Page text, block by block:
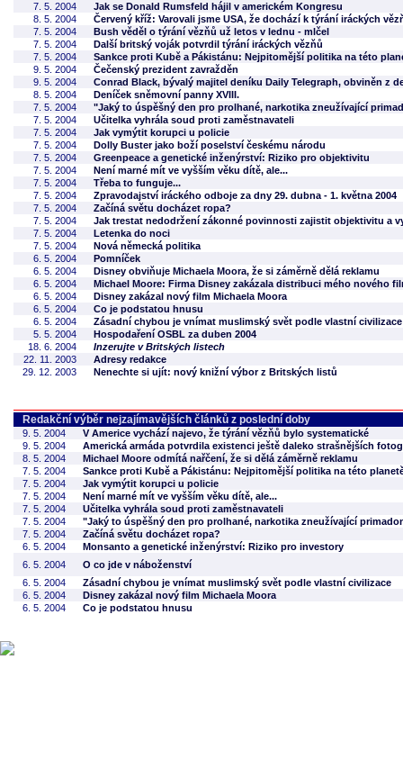
7. 5. 2004
Jak se Donald Rumsfeld hájil v americkém Kongresu
8. 5. 2004
Červený kříž: Varovali jsme USA, že dochází k týrání iráckých
7. 5. 2004
Bush věděl o týrání vězňů už letos v lednu - mlčel
7. 5. 2004
Další britský voják potvrdil týrání iráckých vězňů
7. 5. 2004
Sankce proti Kubě a Pákistánu: Nejpitomější politika na této
9. 5. 2004
Čečenský prezident zavražděn
9. 5. 2004
Conrad Black, bývalý majitel deníku Daily Telegraph, obviněn z
8. 5. 2004
Deníček sněmovní panny XVIII.
7. 5. 2004
"Jaký to úspěšný den pro prolhané, narkotika zneužívající
7. 5. 2004
Učitelka vyhrála soud proti zaměstnavateli
7. 5. 2004
Jak vymýtit korupci u policie
7. 5. 2004
Dolly Buster jako boží poselství českému národu
7. 5. 2004
Greenpeace a genetické inženýrství: Riziko pro objektivitu
7. 5. 2004
Není marné mít ve vyšším věku dítě, ale...
7. 5. 2004
Třeba to funguje...
7. 5. 2004
Zpravodajství iráckého odboje za dny 29. dubna - 1. května 2004
7. 5. 2004
Začíná světu docházet ropa?
7. 5. 2004
Jak trestat nedodržení zákonné povinnosti zajistit objektivitu a
7. 5. 2004
Letenka do noci
7. 5. 2004
Nová německá politika
6. 5. 2004
Pomníček
6. 5. 2004
Disney obviňuje Michaela Moora, že si záměrně dělá reklamu
6. 5. 2004
Michael Moore: Firma Disney zakázala distribuci mého nového
6. 5. 2004
Disney zakázal nový film Michaela Moora
6. 5. 2004
Co je podstatou hnusu
6. 5. 2004
Zásadní chybou je vnímat muslimský svět podle vlastní civilizace
5. 5. 2004
Hospodaření OSBL za duben 2004
18. 6. 2004
Inzerujte v Britských listech
22. 11. 2003
Adresy redakce
29. 12. 2003
Nenechte si ujít: nový knižní výbor z Britských listů
Redakční výběr nejzajímavějších článků z poslední doby
9. 5. 2004
V Americe vychází najevo, že týrání vězňů bylo systematické
9. 5. 2004
Americká armáda potvrdila existenci ještě daleko strašnějších
8. 5. 2004
Michael Moore odmítá nařčení, že si dělá záměrně reklamu
7. 5. 2004
Sankce proti Kubě a Pákistánu: Nejpitomější politika na této
7. 5. 2004
Jak vymýtit korupci u policie
7. 5. 2004
Není marné mít ve vyšším věku dítě, ale...
7. 5. 2004
Učitelka vyhrála soud proti zaměstnavateli
7. 5. 2004
"Jaký to úspěšný den pro prolhané, narkotika zneužívající
7. 5. 2004
Začíná světu docházet ropa?
6. 5. 2004
Monsanto a genetické inženýrství: Riziko pro investory
6. 5. 2004
O co jde v náboženství
6. 5. 2004
Zásadní chybou je vnímat muslimský svět podle vlastní civilizace
6. 5. 2004
Disney zakázal nový film Michaela Moora
6. 5. 2004
Co je podstatou hnusu